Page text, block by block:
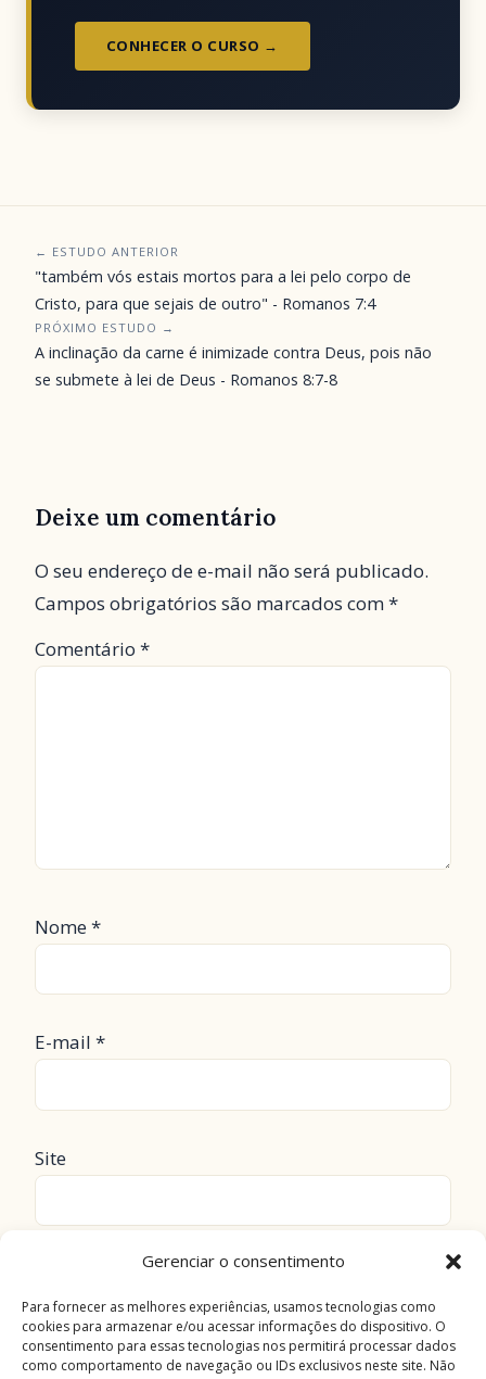
Gerenciar o consentimento
Para fornecer as melhores experiências, usamos tecnologias como
cookies para armazenar e/ou acessar informações do dispositivo. O
consentimento para essas tecnologias nos permitirá processar dados
como comportamento de navegação ou IDs exclusivos neste site. Não
CONHECER O CURSO →
← ESTUDO ANTERIOR
"também vós estais mortos para a lei pelo corpo de
Cristo, para que sejais de outro" - Romanos 7:4
PRÓXIMO ESTUDO →
A inclinação da carne é inimizade contra Deus, pois não
se submete à lei de Deus - Romanos 8:7-8
Deixe um comentário
O seu endereço de e-mail não será publicado.
Campos obrigatórios são marcados com*
Comentário *
Nome*
E-mail *
Site
Salvar meus dados neste navegador para a
próxima vez que eu comentar.